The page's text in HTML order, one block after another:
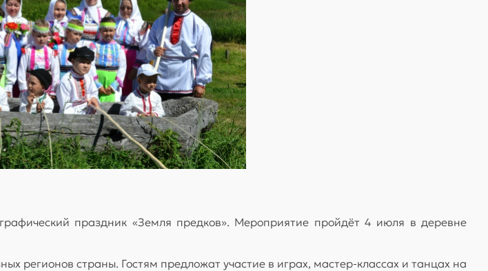
праздник «Земля предков». Мероприятие пройдёт 4 июля в деревне
регионов страны. Гостям предложат участие в играх, мастер-классах и танцах на